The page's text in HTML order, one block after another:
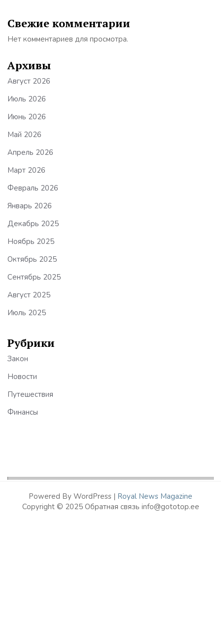
Свежие комментарии
Нет комментариев для просмотра.
Архивы
Август 2026
Июль 2026
Июнь 2026
Май 2026
Апрель 2026
Март 2026
Февраль 2026
Январь 2026
Декабрь 2025
Ноябрь 2025
Октябрь 2025
Сентябрь 2025
Август 2025
Июль 2025
Рубрики
Закон
Новости
Путешествия
Финансы
Powered By WordPress | Royal News Magazine
Copyright © 2025 Обратная связь info@gototop.ee